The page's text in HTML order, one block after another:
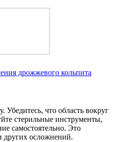
дрожжевого кольпита
Убедитесь, что область вокруг
стерильные инструменты,
самостоятельно. Это
других осложнений.